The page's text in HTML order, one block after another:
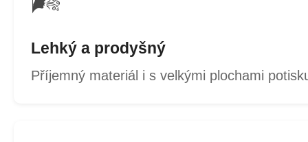
Lehký a prodyšný
Příjemný materiál i s velkými plochami